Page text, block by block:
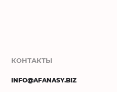
КОНТАКТЫ
INFO@AFANASY.BIZ